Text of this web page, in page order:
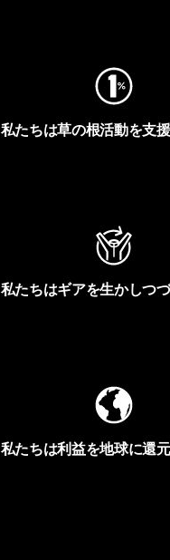
私たちは草の根活動を支援
私たちはギアを生かしつづ
私たちは利益を地球に還元